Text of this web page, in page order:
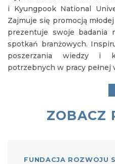
i Kyungpook National
Zajmuje się promocją
prezentuje swoje badania
spotkań branżowych.
poszerzania wiedzy i
potrzebnych w pracy pełnej
ZOBACZ
FUNDACJA ROZWOJU